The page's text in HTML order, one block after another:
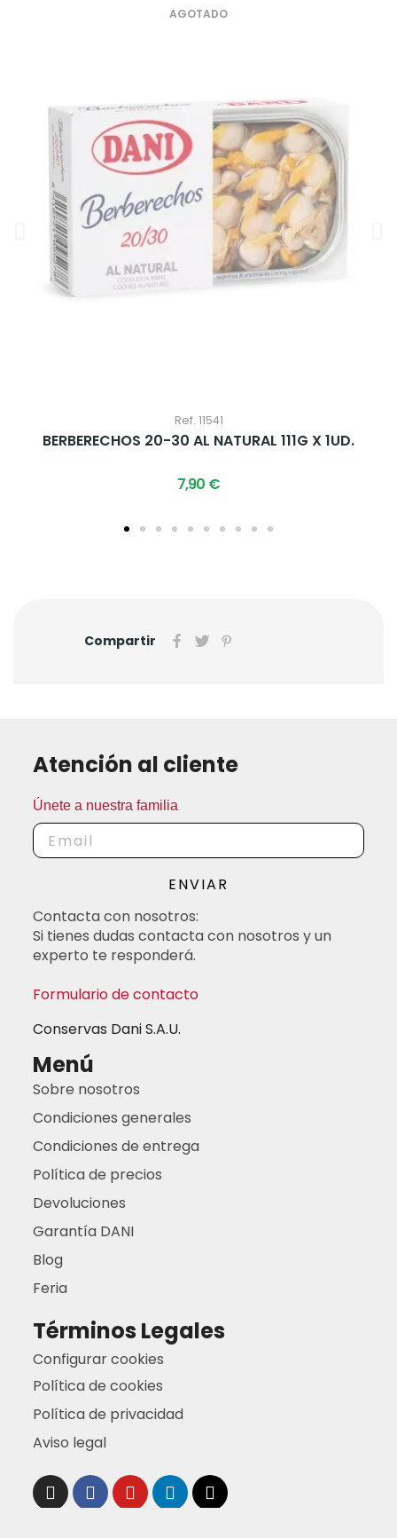
AGOTADO
Ref. 11541
BERBERECHOS 20-30 AL NATURAL 111G X 1UD.
7,90 €
Compartir
Atención al cliente
Únete a nuestra familia
ENVIAR
Contacta con nosotros:
Si tienes dudas contacta con nosotros y un
experto te responderá.
Formulario de contacto
Conservas Dani S.A.U.
Menú
Sobre nosotros
Condiciones generales
Condiciones de entrega
Política de precios
Devoluciones
Garantía DANI
Blog
Feria
Términos Legales
Configurar cookies
Política de cookies
Política de privacidad
Aviso legal